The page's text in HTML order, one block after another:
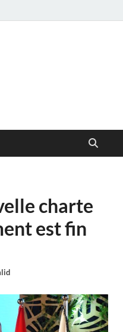
charte
est fin